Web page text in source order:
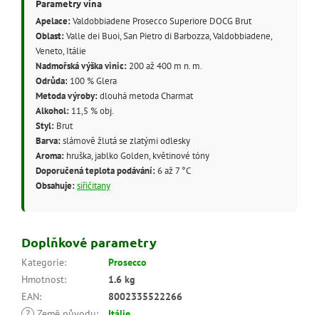
Parametry vína
Apelace:Valdobbiadene Prosecco Superiore DOCG Brut
Oblast:Valle dei Buoi, San Pietro di Barbozza, Valdobbiadene,
Veneto, Itálie
Nadmořská výška vinic:200 až 400 m n. m.
Odrůda:100 % Glera
Metoda výroby:dlouhá metoda Charmat
Alkohol:11,5 % obj.
Styl:Brut
Barva:slámově žlutá se zlatými odlesky
Aroma:hruška, jablko Golden, květinové tóny
Doporučená teplota podávání:6 až 7 °C
Obsahuje:siřičitany
Doplňkové parametry
Kategorie:
Prosecco
Hmotnost:
1.6 kg
EAN:
8002335522266